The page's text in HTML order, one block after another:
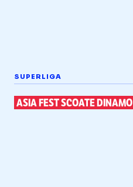
SUPERLIGA
ASIA FEST SCOATE DINAMO